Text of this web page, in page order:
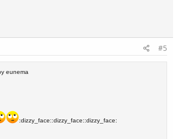
#5
eunema
:dizzy_face::dizzy_face::dizzy_face: